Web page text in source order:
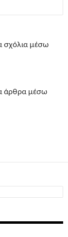
σχόλια μέσω
άρθρα μέσω